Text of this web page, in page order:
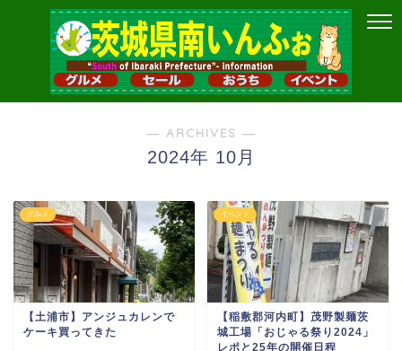
― ARCHIVES ―
2024年 10月
グルメ
【土浦市】アンジュカレンで
ケーキ買ってきた
イベント
【稲敷郡河内町】茂野製麺茨
城工場「おじゃる祭り2024」
レポと25年の開催日程